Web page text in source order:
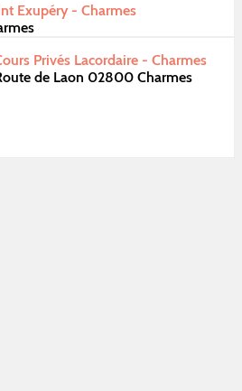
Exupéry - Charmes
Privés Lacordaire - Charmes
de Laon 02800 Charmes